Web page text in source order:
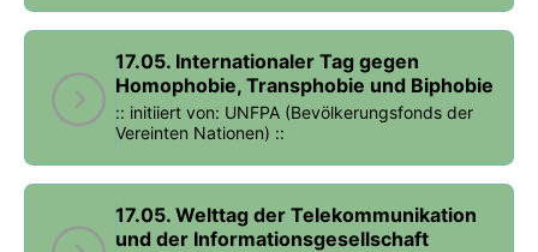
17.05. Internationaler Tag gegen
Homophobie, Transphobie und Biphobie
:: initiiert von: UNFPA (Bevölkerungsfonds der
Vereinten Nationen) ::
17.05. Welttag der Telekommunikation
und der Informationsgesellschaft